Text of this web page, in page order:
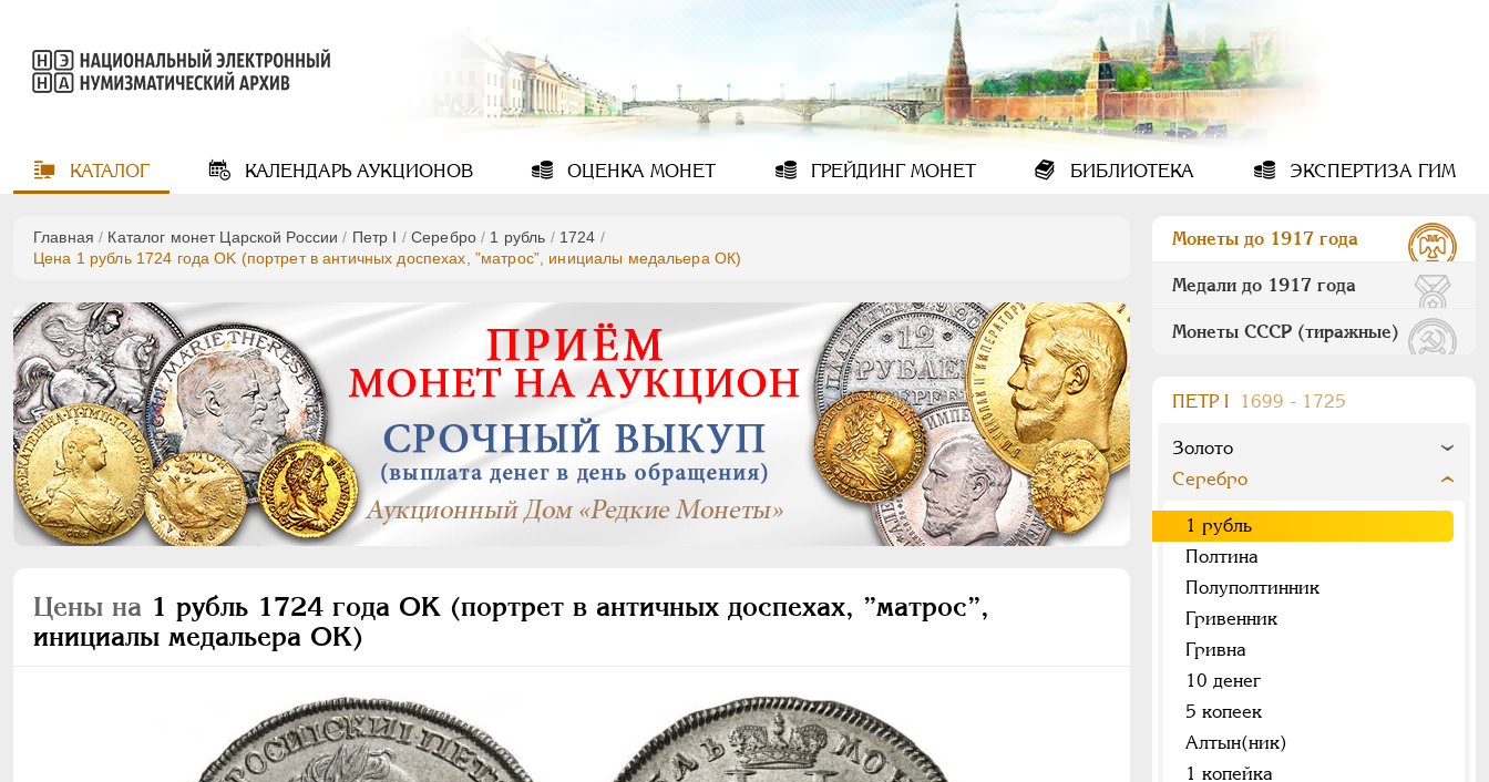
КАТАЛОГ КАЛЕНДАРЬАУКЦИОНОВ ОЦЕНКА МОНЕТ ГРЕЙДИНГМОНЕТ БИБЛИОТЕКА ЭКСПЕРТИЗА ГИМ
Главная / Каталог монет Царской России / Пeтр I /Серебро / 1 рубль / 1724 /
Цена 1 рубль 1724 года OK (портрет в античных доспехах, ”матрос”, инициалы медальера ОК)
Цены на 1 рубль 1724 года OK (портрет в античных доспехах, ”матрос”,
инициалы медальера ОК)
Монеты до 1917 года
Медали до 1917 года
Монеты СССР (тиражные)
ПEТР I 1699 - 1725
Золото
Серебро
1 рубль
Полтина
Полуполтинник
Гривенник
Гривна
10 денег
5 копеек
Алтын(ник)
1 копейка